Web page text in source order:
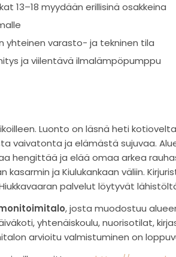
13–18 myydään erillisinä osakkeina
yhteinen varasto- ja tekninen tila
ja viilentävä ilmalämpöpumppu
Luonto on läsnä heti
vaivatonta ja elämästä sujuvaa.
hengittää ja elää omaa arkea
ja Kiulukankaan väliin.
palvelut löytyvät
, josta muodostuu
yhtenäiskoulu, nuorisotilat,
arvioitu valmistuminen on